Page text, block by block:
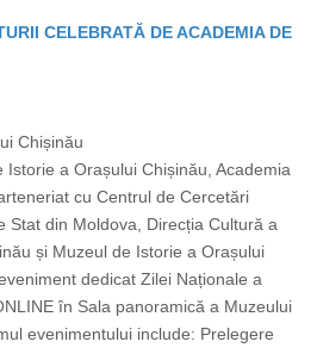
CELEBRATĂ DE ACADEMIA DE
Chișinău
a Orașului Chișinău, Academia
cu Centrul de Cercetări
Stat din Moldova, Direcția Cultură a
și Muzeul de Istorie a Orașului
dedicat Zilei Naționale a
în Sala panoramică a Muzeului
evenimentului include: Prelegere